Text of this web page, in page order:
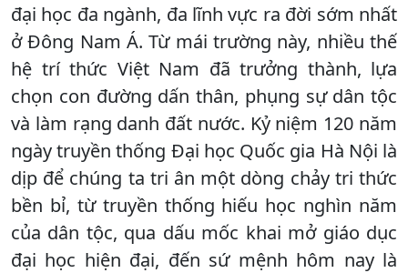
đại học đa ngành, đa lĩnh vực ra đời sớm nhất
ở Đông Nam Á. Từ mái trường này, nhiều thế
hệ trí thức Việt Nam đã trưởng thành, lựa
chọn con đường dấn thân, phụng sự dân tộc
và làm rạng danh đất nước. Kỷ niệm 120 năm
ngày truyền thống Đại học Quốc gia Hà Nội là
dịp để chúng ta tri ân một dòng chảy tri thức
bền bỉ, từ truyền thống hiếu học nghìn năm
của dân tộc, qua dấu mốc khai mở giáo dục
đại học hiện đại, đến sứ mệnh hôm nay là